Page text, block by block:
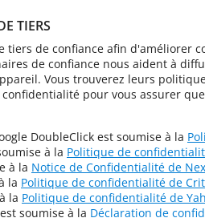
TIERS
tiers de confiance afin d'améliorer
de confiance nous aident à
Vous trouverez leurs
pour vous assurer
DoubleClick est soumise à la
à la Politique de
à la Notice de Confidentialité de
la Politique de confidentialité de
la Politique de confidentialité de
soumise à la Déclaration de